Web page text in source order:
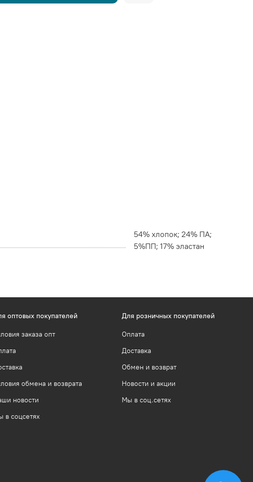
54% хлопок; 24% ПА;
5%ПП; 17% эластан
оптовых покупателей
заказа опт
обмена и возврата
новости
в соцсетях
Для розничных покупателей
Оплата
Доставка
Обмен и возврат
Новости и акции
Мы в соц.сетях